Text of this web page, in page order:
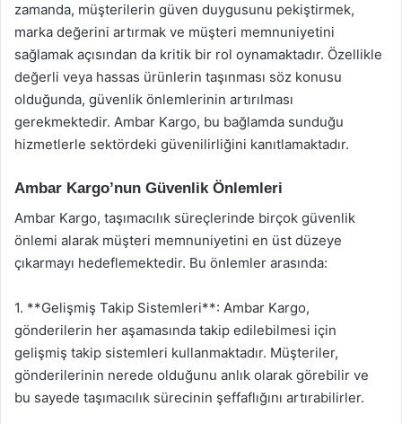
zamanda, müşterilerin güven duygusunu pekiştirmek,
marka değerini artırmak ve müşteri memnuniyetini
sağlamak açısından da kritik bir rol oynamaktadır. Özellikle
değerli veya hassas ürünlerin taşınması söz konusu
olduğunda, güvenlik önlemlerinin artırılması
gerekmektedir. Ambar Kargo, bu bağlamda sunduğu
hizmetlerle sektördeki güvenilirliğini kanıtlamaktadır.
Ambar Kargo’nun Güvenlik Önlemleri
Ambar Kargo, taşımacılık süreçlerinde birçok güvenlik
önlemi alarak müşteri memnuniyetini en üst düzeye
çıkarmayı hedeflemektedir. Bu önlemler arasında:
1. **Gelişmiş Takip Sistemleri**: Ambar Kargo,
gönderilerin her aşamasında takip edilebilmesi için
gelişmiş takip sistemleri kullanmaktadır. Müşteriler,
gönderilerinin nerede olduğunu anlık olarak görebilir ve
bu sayede taşımacılık sürecinin şeffaflığını artırabilirler.